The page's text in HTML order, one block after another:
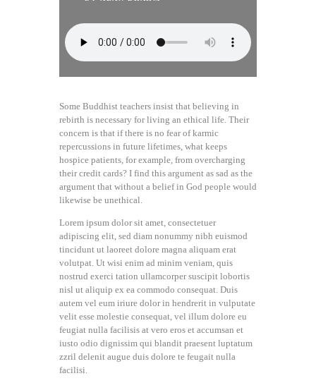
Some Buddhist teachers insist that believing in
rebirth is necessary for living an ethical life. Their
concern is that if there is no fear of karmic
repercussions in future lifetimes, what keeps
hospice patients, for example, from overcharging
their credit cards? I find this argument as sad as the
argument that without a belief in God people would
likewise be unethical.
Lorem ipsum dolor sit amet, consectetuer
adipiscing elit, sed diam nonummy nibh euismod
tincidunt ut laoreet dolore magna aliquam erat
volutpat. Ut wisi enim ad minim veniam, quis
nostrud exerci tation ullamcorper suscipit lobortis
nisl ut aliquip ex ea commodo consequat. Duis
autem vel eum iriure dolor in hendrerit in vulputate
velit esse molestie consequat, vel illum dolore eu
feugiat nulla facilisis at vero eros et accumsan et
iusto odio dignissim qui blandit praesent luptatum
zzril delenit augue duis dolore te feugait nulla
facilisi.